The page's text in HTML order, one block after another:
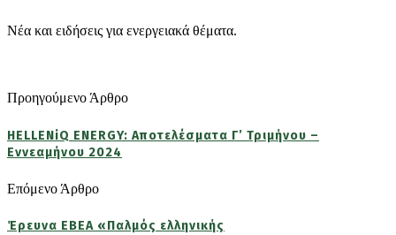
Νέα και ειδήσεις για ενεργειακά θέματα.
Προηγούμενο Άρθρο
HELLENiQ ENERGY: Αποτελέσματα Γ’ Τριμήνου –
Εννεαμήνου 2024
Επόμενο Άρθρο
Έρευνα ΕΒΕΑ «Παλμός ελληνικής